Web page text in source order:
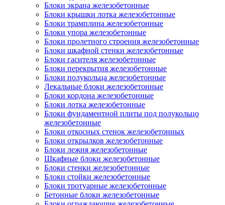
Блоки экрана железобетонные
Блоки крышки лотка железобетонные
Блоки трамплина железобетонные
Блоки упора железобетонные
Блоки пролетного строения железобетонные
Блоки шкафной стенки железобетонные
Блоки гасителя железобетонные
Блоки перекрытия железобетонные
Блоки полукольца железобетонные
Лекальные блоки железобетонные
Блоки кордона железобетонные
Блоки лотка железобетонные
Блоки фундаментной плиты под полукольцо
железобетонные
Блоки откосных стенок железобетонных
Блоки открылков железобетонные
Блоки лежня железобетонные
Шкафные блоки железобетонные
Блоки стенки железобетонные
Блоки стойки железобетонные
Блоки тротуарные железобетонные
Бетонные блоки железобетонные